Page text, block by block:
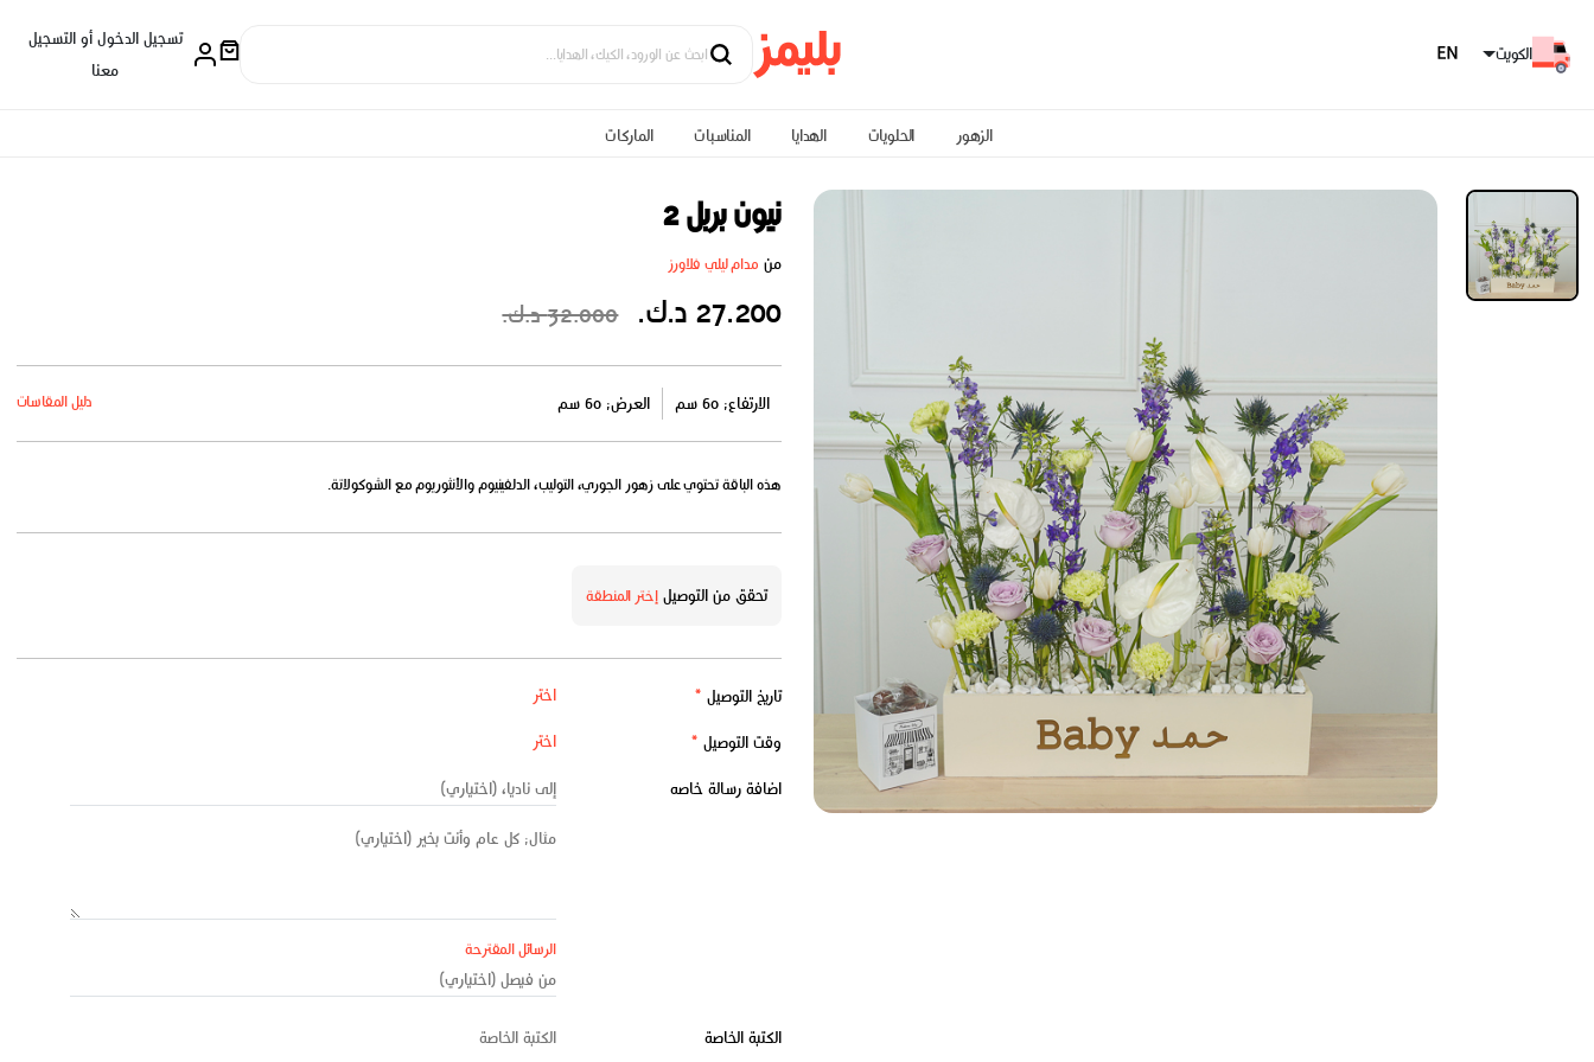
الكويت
تسجيل الدخول أو التسجيل
معنا
الزهور الحلويات الهدايا المناسبات الماركات
نيون بربل 2
من مدام ليلي فلاورز
27.200 د.ك. 32.000 د.ك.
الارتفاع: 60 سم العرض: 60 سم دليل المقاسات
هذه الباقة تحتوي على زهور الجوري، التوليب، الدلفينيوم والأنثوريوم مع الشوكولاتة.
تحقق من التوصيلإختر المنطقة
تاريخ التوصيل *
وقت التوصيل *
اضافة رسالة خاصه
الرسائل المقترحة
الكتبة الخاصة